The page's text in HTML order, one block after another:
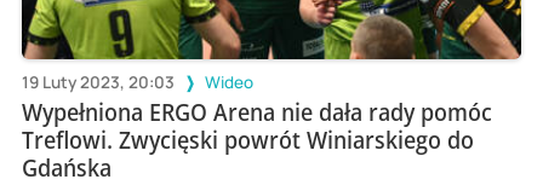
19 Luty 2023, 20:03 Wideo
Wypełniona ERGO Arena nie dała rady pomóc
Treflowi. Zwycięski powrót Winiarskiego do
Gdańska